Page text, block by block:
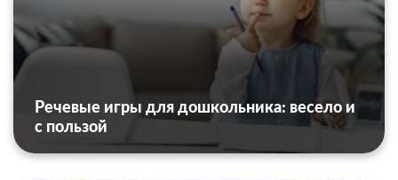
Речевые игры для дошкольника: весело и
с пользой